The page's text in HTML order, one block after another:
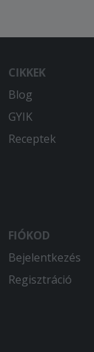
CIKKEK
Blog
GYIK
Receptek
FIÓKOD
Bejelentkezés
Regisztráció